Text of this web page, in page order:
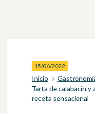
15/06/2022
Inicio
Tarta de calabacín y
receta sensacional